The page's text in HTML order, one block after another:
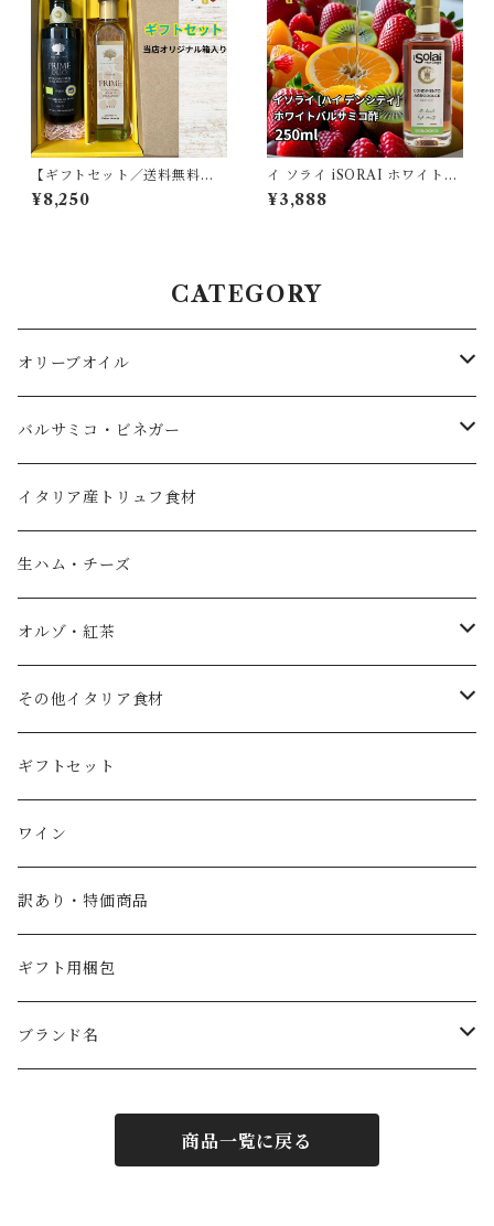
【ギフトセット／送料無料】
プライムオーリオ WG エキス
トラバージンオリーブオイル
¥8,250
イ ソライ iSORAI ホワイトバ
ルサミコ酢 ハイデンシティ イ
ソライ ディ サンジョルジョ 白
¥3,888
CATEGORY
オリーブオイル
エキストラバージンオリーブオイル
フレーバーオイル
ノベッロ（秋の新油）
ピュアオリーブオイル
国産エキストラバージンオリーブオイル
バルサミコ・ビネガー
黒バルサミコ
白バルサミコ
ピンク（ロゼ）バルサミコ
その他調味料（コンディメント）
スペイン産ワインビネガー
イタリア産ワインビネガー
イタリア産トリュフ食材
生ハム・チーズ
オルゾ・紅茶
コーヒー豆
紅茶・ハーブティー
その他イタリア食材
トマト
塩
パスタ
ギフトセット
ワイン
訳あり・特価商品
ギフト用梱包
ブランド名
フォンドモンテベロ
商品一覧に戻る